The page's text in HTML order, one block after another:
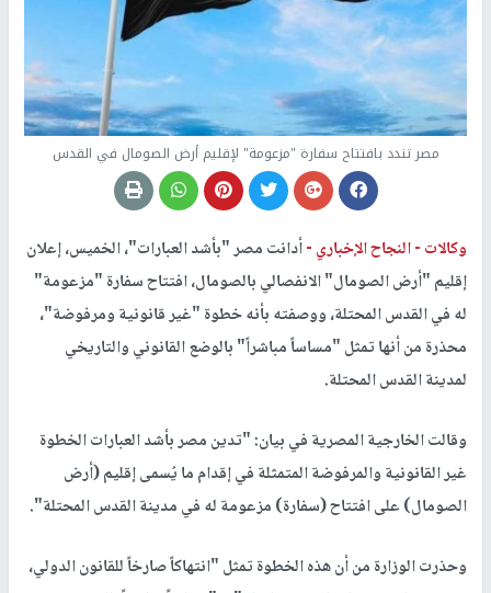
مصر تندد بافتتاح سفارة "مزعومة" لإقليم أرض الصومال في القدس
وكالات -النجاح الإخباري -أدانت مصر "بأشد العبارات"، الخميس، إعلان
إقليم "أرض الصومال" الانفصالي بالصومال، افتتاح سفارة "مزعومة"
له في القدس المحتلة، ووصفته بأنه خطوة "غير قانونية ومرفوضة"،
محذرة من أنها تمثل "مساساً مباشراً" بالوضع القانوني والتاريخي
لمدينة القدس المحتلة.
وقالت الخارجية المصرية في بيان: "تدين مصر بأشد العبارات الخطوة
غير القانونية والمرفوضة المتمثلة في إقدام ما يُسمى إقليم (أرض
الصومال) على افتتاح (سفارة) مزعومة له في مدينة القدس المحتلة".
وحذرت الوزارة من أن هذه الخطوة تمثل "انتهاكاً صارخاً للقانون الدولي،